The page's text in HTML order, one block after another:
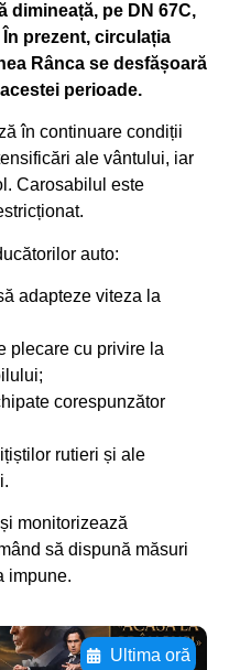
dimineață, pe DN 67C,
prezent, circulația
Rânca se desfășoară
perioade.
în continuare condiții
ale vântului, iar
Carosabilul este
auto:
adapteze viteza la
plecare cu privire la
corespunzător
rutieri și ale
monitorizează
să dispună măsuri
impune.
Ultima oră